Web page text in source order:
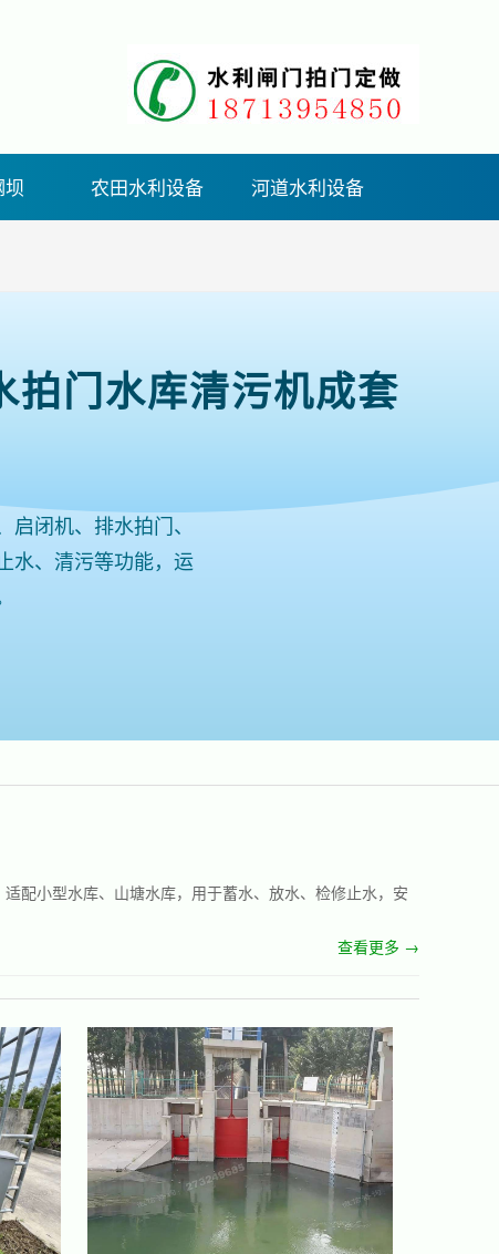
坝 农田水利设备 河道水利设备
门水库清污机成套
闭机、排水拍门、
水、清污等功能，运
配小型水库、山塘水库，用于蓄水、放水、检修止水，安
查看更多 →